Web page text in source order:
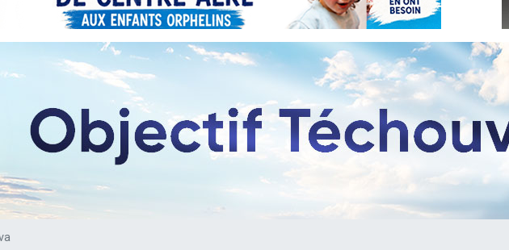
2 personnes viennent de nous rejoindre sur WhatsApp
6 personnes viennent de nous rejoindre sur WhatsApp
4 personnes viennent de faire un don pour Reloger Rivka, 6 enfants, victime de violences...
2 personnes viennent de faire un don pour 1 Journée de Vacances Pour les Enfants
17 personnes viennent de demander une bénédiction
4 personnes viennent de nous rejoindre sur WhatsApp
Il reste 49 places pour étudier en groupe sur Zoom